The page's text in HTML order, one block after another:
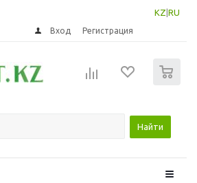
KZ RU
Вход Регистрация
Найти